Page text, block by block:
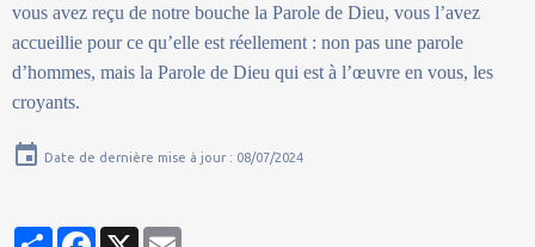
vous avez reçu de notre bouche la Parole de Dieu, vous l’avez
accueillie pour ce qu’elle est réellement : non pas une parole
d’hommes, mais la Parole de Dieu qui est à l’œuvre en vous, les
croyants.
Date de dernière mise à jour : 08/07/2024
PartagerFacebook
X